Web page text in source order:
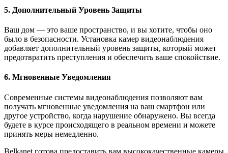
5. Дополнительный Уровень Защиты
Ваш дом — это ваше пространство, и вы хотите, чтобы оно
было в безопасности. Установка камер видеонаблюдения
добавляет дополнительный уровень защиты, который может
предотвратить преступления и обеспечить ваше спокойствие.
6. Мгновенные Уведомления
Современные системы видеонаблюдения позволяют вам
получать мгновенные уведомления на ваш смартфон или
другое устройство, когда нарушение обнаружено. Вы всегда
будете в курсе происходящего в реальном времени и можете
принять меры немедленно.
Belkanet готова предоставить вам высококачественные камеры